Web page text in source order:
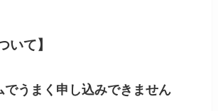
いて】
でうまく申し込みできません